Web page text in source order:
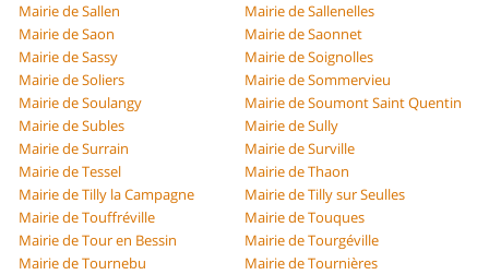
Mairie de Sallen
Mairie de Sallenelles
Mairie de Saon
Mairie de Saonnet
Mairie de Sassy
Mairie de Soignolles
Mairie de Soliers
Mairie de Sommervieu
Mairie de Soulangy
Mairie de Soumont Saint Quentin
Mairie de Subles
Mairie de Sully
Mairie de Surrain
Mairie de Surville
Mairie de Tessel
Mairie de Thaon
Mairie de Tilly la Campagne
Mairie de Tilly sur Seulles
Mairie de Touffréville
Mairie de Touques
Mairie de Tour en Bessin
Mairie de Tourgéville
Mairie de Tournebu
Mairie de Tournières